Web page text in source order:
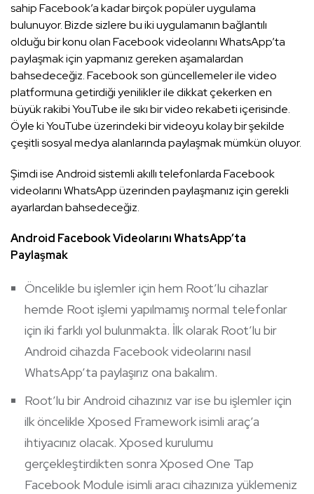
sahip Facebook’a kadar birçok popüler uygulama
bulunuyor. Bizde sizlere bu iki uygulamanın bağlantılı
olduğu bir konu olan Facebook videolarını WhatsApp’ta
paylaşmak için yapmanız gereken aşamalardan
bahsedeceğiz. Facebook son güncellemeler ile video
platformuna getirdiği yenilikler ile dikkat çekerken en
büyük rakibi YouTube ile sıkı bir video rekabeti içerisinde.
Öyle ki YouTube üzerindeki bir videoyu kolay bir şekilde
çeşitli sosyal medya alanlarında paylaşmak mümkün oluyor.
Şimdi ise Android sistemli akıllı telefonlarda Facebook
videolarını WhatsApp üzerinden paylaşmanız için gerekli
ayarlardan bahsedeceğiz.
Android Facebook Videolarını WhatsApp’ta
Paylaşmak
Öncelikle bu işlemler için hem Root’lu cihazlar
hemde Root işlemi yapılmamış normal telefonlar
için iki farklı yol bulunmakta. İlk olarak Root’lu bir
Android cihazda Facebook videolarını nasıl
WhatsApp’ta paylaşırız ona bakalım.
Root’lu bir Android cihazınız var ise bu işlemler için
ilk öncelikle Xposed Framework isimli araç’a
ihtiyacınız olacak. Xposed kurulumu
gerçekleştirdikten sonra Xposed One Tap
Facebook Module isimli aracı cihazınıza yüklemeniz